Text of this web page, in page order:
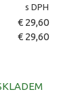
s DPH
€ 29,60
€ 29,60